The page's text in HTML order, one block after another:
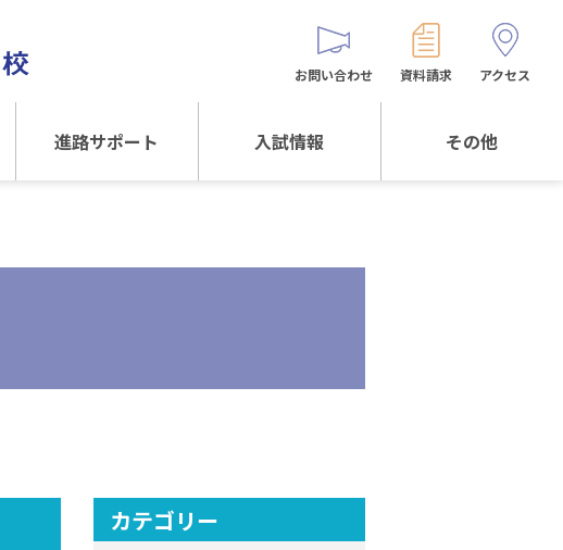
進路サポート 入試情報 その他
お問い合わせ 資料請求 アクセス
カテゴリー